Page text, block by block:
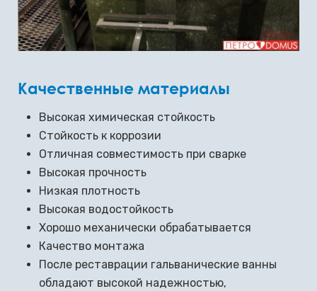
Качественные материалы
Высокая химическая стойкость
Стойкость к коррозии
Отличная совместимость при сварке
Высокая прочность
Низкая плотность
Высокая водостойкость
Хорошо механически обрабатывается
Качество монтажа
После реставрации гальванические ванны
обладают высокой надежностью,